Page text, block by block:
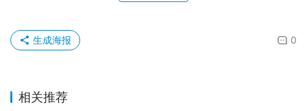
🌅日落下的浪漫：沽源闪电湖与桦皮岭的清凉
的，实地一看，那叫一个温柔。湖面波光粼粼的，尤其是在
0
生成海报
相关推荐